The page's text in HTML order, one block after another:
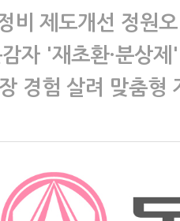
비 제도개선 정원
자 '재초환·분상제
경험 살려 맞춤형